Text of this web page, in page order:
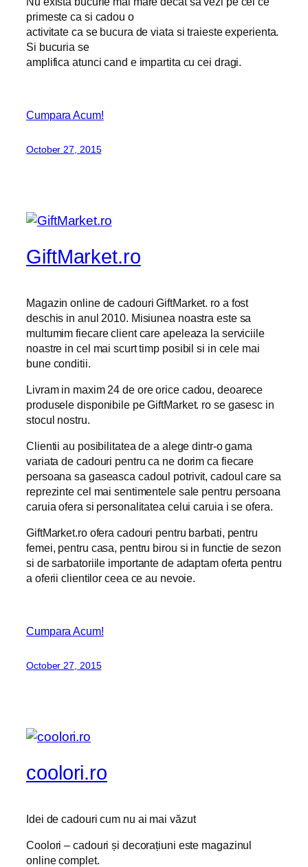
primeste ca si cadou o
activitate ca se bucura de viata si traieste experienta.
Si bucuria se
amplifica atunci cand e impartita cu cei dragi.
Cumpara Acum!
October 27, 2015
GiftMarket.ro
Magazin online de cadouri GiftMarket. ro a fost
deschis in anul 2010. Misiunea noastra este sa
multumim fiecare client care apeleaza la serviciile
noastre in cel mai scurt timp posibil si in cele mai
bune conditii.
Livram in maxim 24 de ore orice cadou, deoarece
produsele disponibile pe GiftMarket. ro se gasesc in
stocul nostru.
Clientii au posibilitatea de a alege dintr-o gama
variata de cadouri pentru ca ne dorim ca fiecare
persoana sa gaseasca cadoul potrivit, cadoul care sa
reprezinte cel mai sentimentele sale pentru persoana
caruia ofera si personalitatea celui caruia i se ofera.
GiftMarket.ro ofera cadouri pentru barbati, pentru
femei, pentru casa, pentru birou si in functie de sezon
si de sarbatoriile importante de adaptam oferta pentru
a oferii clientilor ceea ce au nevoie.
Cumpara Acum!
October 27, 2015
coolori.ro
Idei de cadouri cum nu ai mai văzut
Coolori – cadouri și decorațiuni este magazinul
online complet.